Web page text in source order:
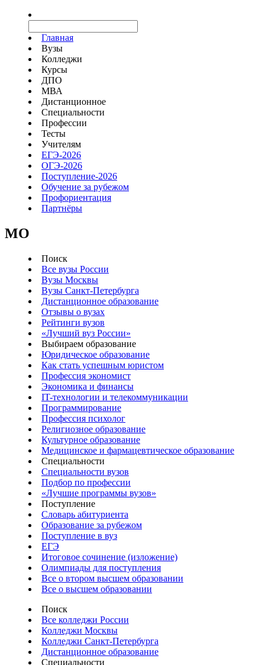
Главная
Вузы
Колледжи
Курсы
ДПО
МВА
Дистанционное
Специальности
Профессии
Тесты
Учителям
ЕГЭ-2026
ОГЭ-2026
Поступление-2026
Обучение за рубежом
Профориентация
Партнёры
MO
Поиск
Все вузы России
Вузы Москвы
Вузы Санкт-Петербурга
Дистанционное образование
Отзывы о вузах
Рейтинги вузов
«Лучший вуз России»
Выбираем образование
Юридическое образование
Как стать успешным юристом
Профессия экономист
Экономика и финансы
IT-технологии и телекоммуникации
Программирование
Профессия психолог
Религиозное образование
Культурное образование
Медицинское и фармацевтическое образование
Специальности
Специальности вузов
Подбор по профессии
«Лучшие программы вузов»
Поступление
Словарь абитуриента
Образование за рубежом
Поступление в вуз
ЕГЭ
Итоговое сочинение (изложение)
Олимпиады для поступления
Все о втором высшем образовании
Все о высшем образовании
Поиск
Все колледжи России
Колледжи Москвы
Колледжи Санкт-Петербурга
Дистанционное образование
Специальности